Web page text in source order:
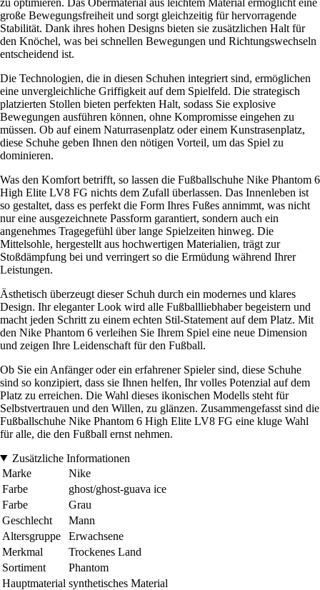
große Bewegungsfreiheit und sorgt gleichzeitig für hervorragende
Stabilität. Dank ihres hohen Designs bieten sie zusätzlichen Halt für
den Knöchel, was bei schnellen Bewegungen und Richtungswechseln
entscheidend ist.
Die Technologien, die in diesen Schuhen integriert sind, ermöglichen
eine unvergleichliche Griffigkeit auf dem Spielfeld. Die strategisch
platzierten Stollen bieten perfekten Halt, sodass Sie explosive
Bewegungen ausführen können, ohne Kompromisse eingehen zu
müssen. Ob auf einem Naturrasenplatz oder einem Kunstrasenplatz,
diese Schuhe geben Ihnen den nötigen Vorteil, um das Spiel zu
dominieren.
Was den Komfort betrifft, so lassen die Fußballschuhe Nike Phantom 6
High Elite LV8 FG nichts dem Zufall überlassen. Das Innenleben ist
so gestaltet, dass es perfekt die Form Ihres Fußes annimmt, was nicht
nur eine ausgezeichnete Passform garantiert, sondern auch ein
angenehmes Tragegefühl über lange Spielzeiten hinweg. Die
Mittelsohle, hergestellt aus hochwertigen Materialien, trägt zur
Stoßdämpfung bei und verringert so die Ermüdung während Ihrer
Leistungen.
Ästhetisch überzeugt dieser Schuh durch ein modernes und klares
Design. Ihr eleganter Look wird alle Fußballliebhaber begeistern und
macht jeden Schritt zu einem echten Stil-Statement auf dem Platz. Mit
den Nike Phantom 6 verleihen Sie Ihrem Spiel eine neue Dimension
und zeigen Ihre Leidenschaft für den Fußball.
Ob Sie ein Anfänger oder ein erfahrener Spieler sind, diese Schuhe
sind so konzipiert, dass sie Ihnen helfen, Ihr volles Potenzial auf dem
Platz zu erreichen. Die Wahl dieses ikonischen Modells steht für
Selbstvertrauen und den Willen, zu glänzen. Zusammengefasst sind die
Fußballschuhe Nike Phantom 6 High Elite LV8 FG eine kluge Wahl
für alle, die den Fußball ernst nehmen.
Zusätzliche Informationen
Marke
Nike
Farbe
ghost/ghost-guava ice
Farbe
Grau
Geschlecht
Mann
Altersgruppe
Erwachsene
Merkmal
Trockenes Land
Sortiment
Phantom
Hauptmaterial synthetisches Material